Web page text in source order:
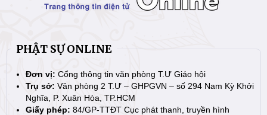
PHẬT SỰ ONLINE
Đơn vị: Cổng thông tin văn phòng T.Ư Giáo hội
Trụ sở: Văn phòng 2 T.Ư – GHPGVN – số 294 Nam Kỳ Khởi
Nghĩa, P. Xuân Hòa, TP.HCM
Giấy phép: 84/GP-TTĐT Cục phát thanh, truyền hình